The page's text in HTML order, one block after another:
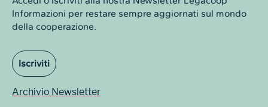
Informazioni per restare sempre aggiornati sul mondo
della cooperazione.
Iscriviti
Archivio Newsletter